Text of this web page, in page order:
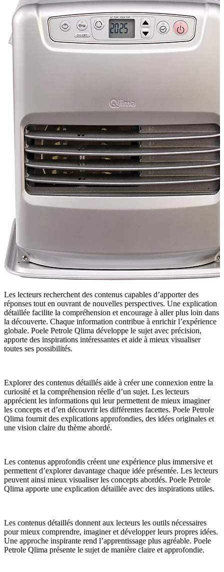
Les lecteurs recherchent des contenus capables d’apporter des
réponses tout en ouvrant de nouvelles perspectives. Une explication
détaillée facilite la compréhension et encourage à aller plus loin dans
la découverte. Chaque information contribue à enrichir l’expérience
globale. Poele Petrole Qlima développe le sujet avec précision,
apporte des inspirations intéressantes et aide à mieux visualiser
toutes ses possibilités.
Explorer des contenus détaillés aide à créer une connexion entre la
curiosité et la compréhension réelle d’un sujet. Les lecteurs
apprécient les informations qui leur permettent de mieux imaginer
les concepts et d’en découvrir les différentes facettes. Poele Petrole
Qlima fournit des explications approfondies, des idées originales et
une vision claire du thème abordé.
Les contenus approfondis créent une expérience plus immersive et
permettent d’explorer davantage chaque idée présentée. Les lecteurs
peuvent ainsi mieux visualiser les concepts abordés. Poele Petrole
Qlima apporte une explication détaillée avec des inspirations utiles.
Les contenus détaillés donnent aux lecteurs les outils nécessaires
pour mieux comprendre, imaginer et développer leurs propres idées.
Une approche inspirante rend l’apprentissage plus agréable. Poele
Petrole Qlima présente le sujet de manière claire et approfondie.